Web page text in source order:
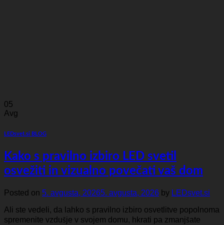
05
Avg
LEDsvet.si BLOG
Kako s pravilno izbiro LED svetil
osvežiti in vizualno povečati vaš dom
Posted on 5. avgusta, 20265. avgusta, 2026 by LEDsvet.si
Ali ste vedeli, da lahko s pravilno izbiro osvetlitve popolnoma
spremenite vzdušje v svojem domu, hkrati pa zmanjšate